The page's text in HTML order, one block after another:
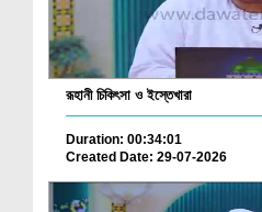
রূহানী চিকিৎসা ও ইস্তেখারা
Duration: 00:34:01
Created Date: 29-07-2026